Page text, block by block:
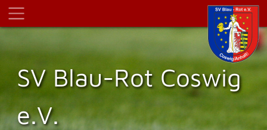
SV Blau-Rot Coswig
e.V.